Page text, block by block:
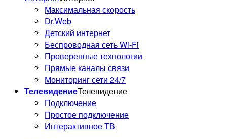
Максимальная скорость
Dr.Web
Детский интернет
Беспроводная сеть Wi-Fi
Проверенные технологии
Прямые каналы связи
Мониторинг сети 24/7
ТелевидениеТелевидение
Подключение
Простое подключение
Интерактивное ТВ